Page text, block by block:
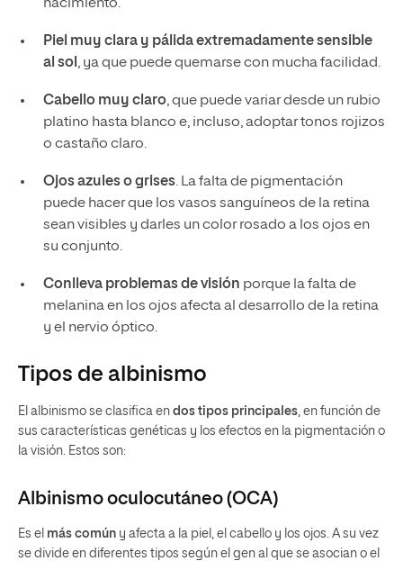
nacimiento.
Piel muy clara y pálida extremadamente sensible
al sol , ya que puede quemarse con mucha facilidad.
Cabello muy claro, que puede variar desde un rubio
platino hasta blanco e, incluso, adoptar tonos rojizos
o castaño claro.
Ojos azules o grises. La falta de pigmentación
puede hacer que los vasos sanguíneos de la retina
sean visibles y darles un color rosado a los ojos en
su conjunto.
Conlleva problemas de visión porque la falta de
melanina en los ojos afecta al desarrollo de la retina
y el nervio óptico.
Tipos de albinismo
El albinismo se clasifica en dos tipos principales , en función de
sus características genéticas y los efectos en la pigmentación o
la visión. Estos son:
Albinismo oculocutáneo (OCA)
Es el más común y afecta a la piel, el cabello y los ojos. A su vez
se divide en diferentes tipos según el gen al que se asocian o el